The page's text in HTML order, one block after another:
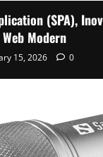
(SPA),
Modern
15, 2026 0